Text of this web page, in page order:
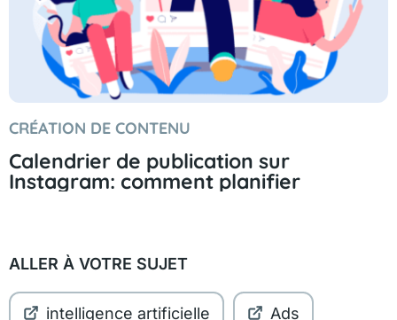
CRÉATION DE CONTENU
Calendrier de publication sur
Instagram: comment planifier
ALLER À VOTRE SUJET
intelligence artificielle Ads